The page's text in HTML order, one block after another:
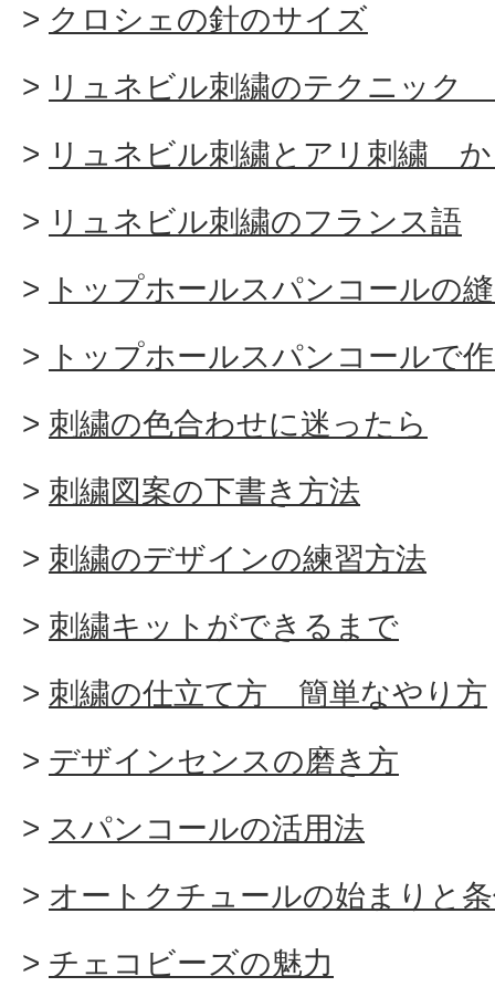
クロシェの針のサイズ
リュネビル刺繍のテクニック
リュネビル刺繍とアリ刺繍
リュネビル刺繍のフランス語
トップホールスパンコールの
トップホールスパンコールで
刺繍の色合わせに迷ったら
刺繍図案の下書き方法
刺繍のデザインの練習方法
刺繍キットができるまで
刺繍の仕立て方 簡単なやり方
デザインセンスの磨き方
スパンコールの活用法
オートクチュールの始まりと
チェコビーズの魅力